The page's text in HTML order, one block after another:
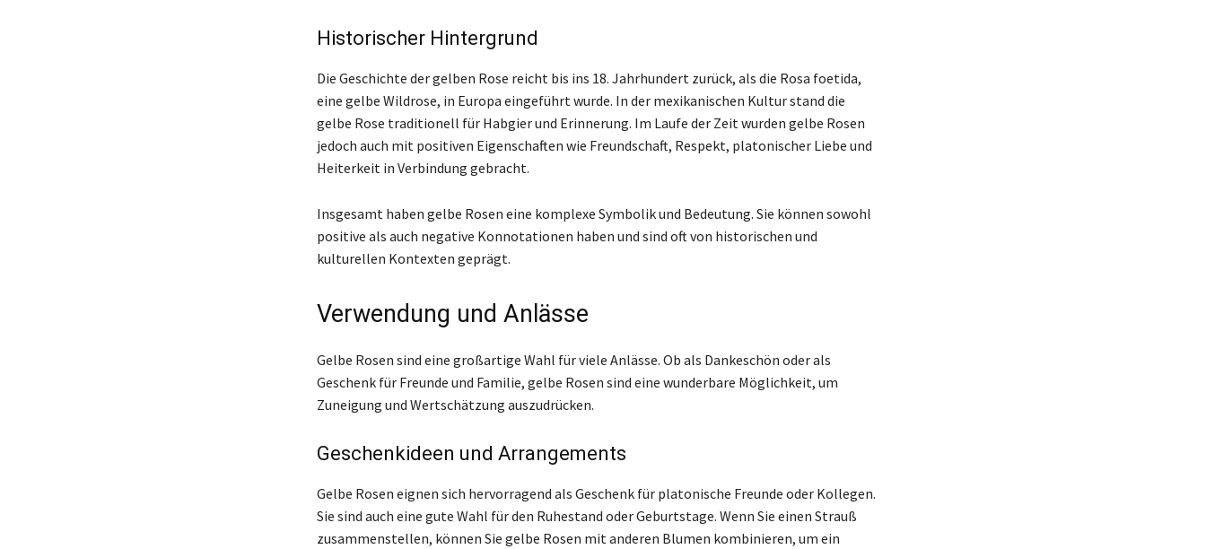
Historischer Hintergrund
Die Geschichte der gelben Rose reicht bis ins 18. Jahrhundert zurück, als die Rosa foetida,
eine gelbe Wildrose, in Europa eingeführt wurde. In der mexikanischen Kultur stand die
gelbe Rose traditionell für Habgier und Erinnerung. Im Laufe der Zeit wurden gelbe Rosen
jedoch auch mit positiven Eigenschaften wie Freundschaft, Respekt, platonischer Liebe und
Heiterkeit in Verbindung gebracht.
Insgesamt haben gelbe Rosen eine komplexe Symbolik und Bedeutung. Sie können sowohl
positive als auch negative Konnotationen haben und sind oft von historischen und
kulturellen Kontexten geprägt.
Verwendung und Anlässe
Gelbe Rosen sind eine großartige Wahl für viele Anlässe. Ob als Dankeschön oder als
Geschenk für Freunde und Familie, gelbe Rosen sind eine wunderbare Möglichkeit, um
Zuneigung und Wertschätzung auszudrücken.
Geschenkideen und Arrangements
Gelbe Rosen eignen sich hervorragend als Geschenk für platonische Freunde oder Kollegen.
Sie sind auch eine gute Wahl für den Ruhestand oder Geburtstage. Wenn Sie einen Strauß
zusammenstellen, können Sie gelbe Rosen mit anderen Blumen kombinieren, um ein